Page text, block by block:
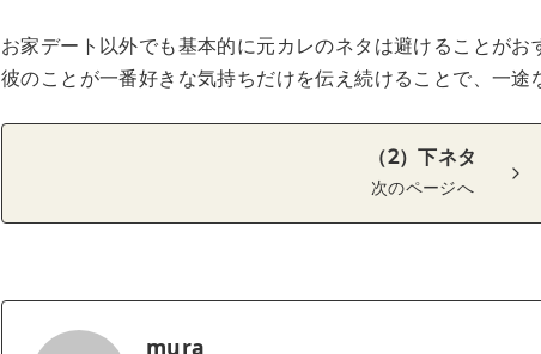
お家デート以外でも基本的に元カレのネタは避けることがお
彼のことが一番好きな気持ちだけを伝え続けることで、一途
（2）下ネタ
次のページへ
mura